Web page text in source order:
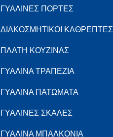
ΓΥΑΛΙΝΕΣ ΠΟΡΤΕΣ
ΔΙΑΚΟΣΜΗΤΙΚΟΙ ΚΑΘΡΕΠΤΕΣ
ΠΛΑΤΗ ΚΟΥΖΙΝΑΣ
ΓΥΑΛΙΝΑ ΤΡΑΠΕΖΙΑ
ΓΥΑΛΙΝΑ ΠΑΤΩΜΑΤΑ
ΓΥΑΛΙΝΕΣ ΣΚΑΛΕΣ
ΓΥΑΛΙΝΑ ΜΠΑΛΚΟΝΙΑ